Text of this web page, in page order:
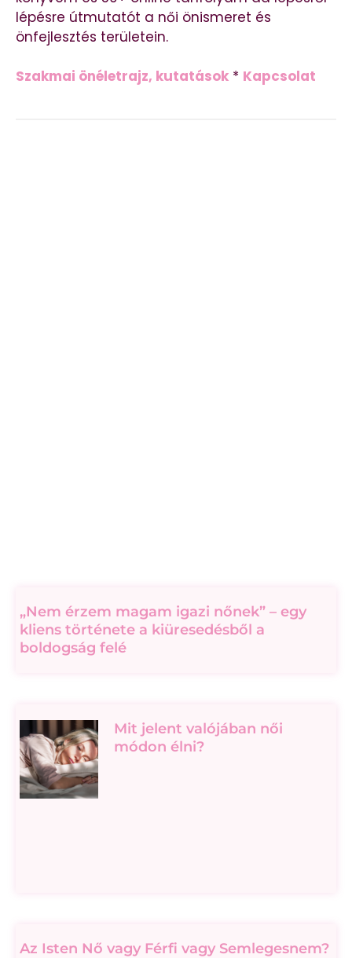
lépésre útmutatót a női önismeret és
önfejlesztés területein.
Szakmai önéletrajz, kutatások * Kapcsolat
„Nem érzem magam igazi nőnek” – egy
kliens története a kiüresedésből a
boldogság felé
Mit jelent valójában női
módon élni?
Az Isten Nő vagy Férfi vagy Semlegesnem?